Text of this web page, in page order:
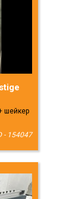
шейкер
- 154047